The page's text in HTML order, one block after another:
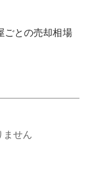
ごとの売却相場
ません